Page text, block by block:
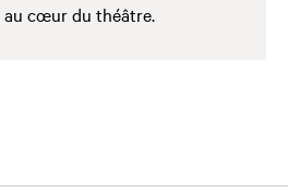
au cœur du théâtre.